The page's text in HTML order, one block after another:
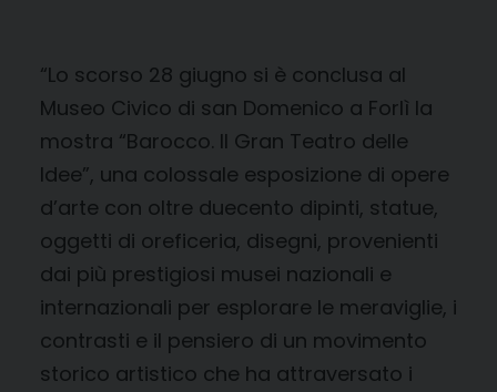
“Lo scorso 28 giugno si è conclusa al
Museo Civico di san Domenico a Forlì la
mostra “Barocco. Il Gran Teatro delle
Idee”, una colossale esposizione di opere
d’arte con oltre duecento dipinti, statue,
oggetti di oreficeria, disegni, provenienti
dai più prestigiosi musei nazionali e
internazionali per esplorare le meraviglie, i
contrasti e il pensiero di un movimento
storico artistico che ha attraversato i